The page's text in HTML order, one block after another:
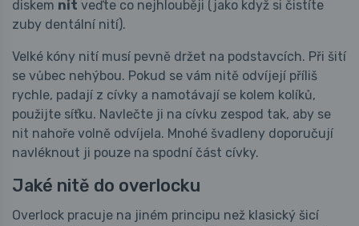
diskem nit veďte co nejhlouběji (jako když si čistíte
zuby dentální nití).
Velké kóny nití musí pevně držet na podstavcích. Při šití
se vůbec nehýbou. Pokud se vám nitě odvíjejí příliš
rychle, padají z cívky a namotávají se kolem kolíků,
použijte síťku. Navlečte ji na cívku zespod tak, aby se
nit nahoře volně odvíjela. Mnohé švadleny doporučují
navléknout ji pouze na spodní část cívky.
Jaké nitě do overlocku
Overlock pracuje na jiném principu než klasický šicí